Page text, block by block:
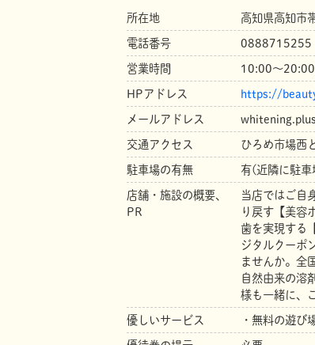
所在地 高知県高知市
電話番号 0888715255
営業時間 10:00～
HPアドレス https://
メールアドレス
交通アクセス ひろめ市場西
駐車場の有無 有(近隣に駐車
店舗・施設の概要、
PR
当店ではご自
り戻す【美容
歯を実現する
ジタルクーポ
ませんか。全
自然由来の溶
様も一緒に、
優しいサービス ・無料の遊び